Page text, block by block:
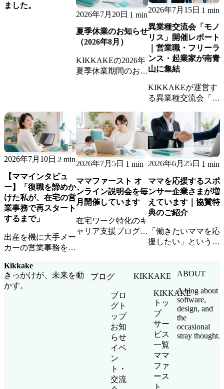
ました。
2026年7月20日 1 min
夏季休業のお知らせ
（2026年8月）
KIKKAKEの2026年
夏季休業期間のお知
稼働体制についてご
案内します。
2026年7月15日 1 min
異業種交流会「モノ
リス」開催レポート
｜営業職・フリーラ
ンス・起業家が南青
山に集結
KIKKAKEが運営す
る異業種交流会「モ
ート。営業職・フリ
ーランス・起業家が
集まり、新しいビジ
ネスのきっかけが生
まれました。
2026年7月10日 2 min
【ママインタビュ
ー】「復職を諦めか
けた私が、在宅の営
業事務で再スタート
するまで」
出産を機に大手メー
カーの営業事務を退
ファーストとの出会
いから、在宅ワーク
で企業チームの一員
2026年7月5日 1 min
ママファースト オ
ンライン説明会を毎
月開催しています
在宅ワーク特化のキ
ャリア支援プログラ
参加無料・顔出し不
OKです。
2026年6月25日 1 min
ママを応援するスポ
ンサー企業さまが増
えています｜協賛特
典のご紹介
「働きたいママを応
援したい」という想
が増えています。ロ
加・ママ人材優先ア
サインなど協賛特典
をご紹介します。
Kikkake
きっかけが、未来を動
かす。
ブログ
ブロ
グト
ップ
お知
らせ
イベ
ン
ト・
交流
KIKKAKE
KIKKAKE
トッ
プ
サー
ビス
一覧
ママ
ファ
ース
ト
ABOUT
A blog about
software,
design, and
the
occasional
stray thought.